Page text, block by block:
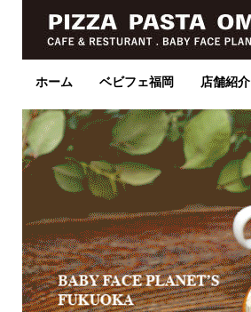
ホーム ベビフェ福岡 店舗紹介